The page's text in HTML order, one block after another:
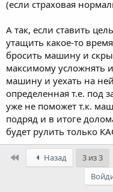
(если страховая
А так, если ставить
утащить какое-то
бросить машину и
максимому усложнять
машину и уехать на
определенная т.е. под
уже не поможет т.к.
подряд и в итоге
будет рулить только
Назад
3 из 3